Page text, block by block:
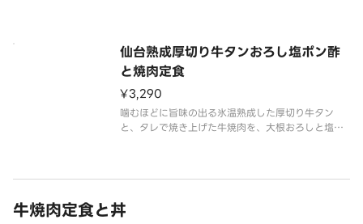
仙台熟成厚切り牛タンおろし塩ポン酢
と焼肉定食
¥3,290
噛むほどに旨味の出る氷温熟成した厚切り牛タン
と、タレで焼き上げた牛焼肉を、大根おろしと塩ポ
牛焼肉定食と丼